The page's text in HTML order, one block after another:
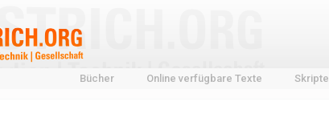
Skripte
Online verfügbare Texte
Bücher